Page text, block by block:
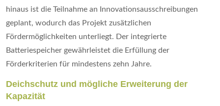
hinaus ist die Teilnahme an Innovationsausschreibungen
geplant, wodurch das Projekt zusätzlichen
Fördermöglichkeiten unterliegt. Der integrierte
Batteriespeicher gewährleistet die Erfüllung der
Förderkriterien für mindestens zehn Jahre.
Deichschutz und mögliche Erweiterung der
Kapazität